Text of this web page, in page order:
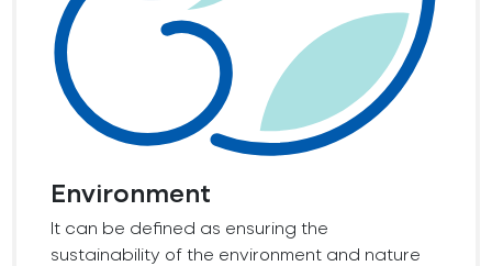
Environment
It can be defined as ensuring the
sustainability of the environment and nature